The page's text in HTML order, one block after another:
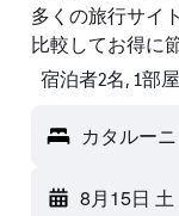
多くの旅行サイ
比較してお得に
宿泊者2名, 1​部屋
カタルー
8月15日 土